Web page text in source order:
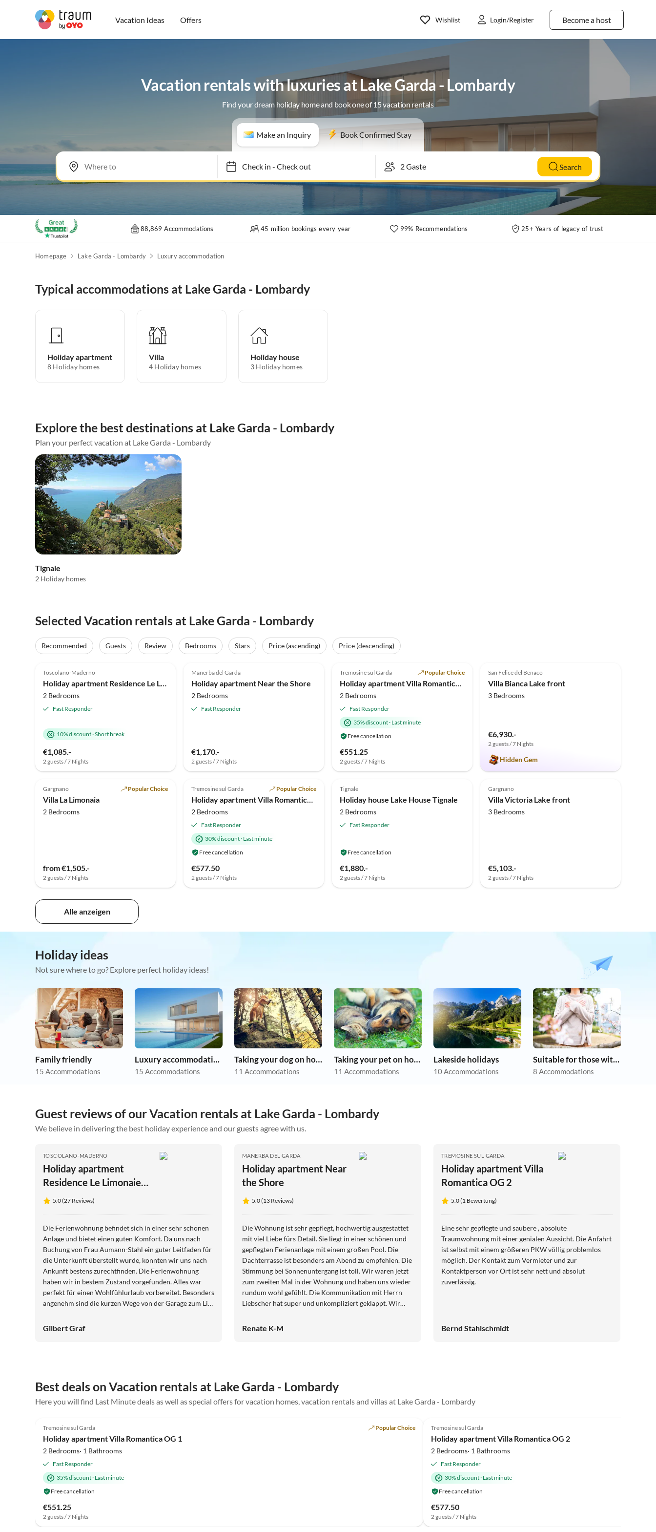
Vacation Ideas Offers Become a host
Wishlist Login/Register
Vacation rentals with luxuries at Lake Garda - Lombardy
Find your dream holiday home and book one of 15 vacation rentals
Make an Inquiry Book Confirmed Stay
Check in- Check out Search
88,869 Accommodations 45 million bookings every year 99% Recommendations 25+ Years of legacy of trust
Homepage Lake Garda - Lombardy Luxury accommodation
Typical accommodations at Lake Garda - Lombardy
Holiday apartment
8 Holiday homes
Villa
4 Holiday homes
Holiday house
3 Holiday homes
Explore the best destinations at Lake Garda - Lombardy
Plan your perfect vacation at Lake Garda - Lombardy
Tignale
2 Holiday homes
Selected Vacation rentals at Lake Garda - Lombardy
Recommended Guests Review Bedrooms Stars Price (ascending) Price (descending)
Top-Listing
Toscolano-Maderno
Holiday apartment Residence Le Limonaie C1
2 Bedrooms
Fast Responder
10% discount·Short break
€1,085.-
2 guests / 7 Nights
Manerba del Garda
Holiday apartment Near the Shore
2 Bedrooms
Fast Responder
€1,170.-
2 guests / 7 Nights
Tour
Tremosine sul Garda Popular Choice
Holiday apartment Villa Romantica OG 1
2 Bedrooms
Fast Responder
35% discount· Last minute
Free cancellation
€551.25
2 guests / 7 Nights
San Felice del Benaco
Villa Bianca Lake front
3 Bedrooms
€6,930.-
2 guests / 7 Nights
Hidden Gem
4.4 (2)
Gargnano Popular Choice
Villa La Limonaia
2 Bedrooms
from €1,505.-
2 guests / 7 Nights
Virtual
Tour
Top-Listing
5.0 (1)
Tremosine sul Garda Popular Choice
Holiday apartment Villa Romantica OG 2
2 Bedrooms
Fast Responder
30% discount· Last minute
Free cancellation
€577.50
2 guests / 7 Nights
Tignale
Holiday house Lake House Tignale
2 Bedrooms
Fast Responder
Free cancellation
€1,880.-
2 guests / 7 Nights
Top-Listing
Gargnano
Villa Victoria Lake front
3 Bedrooms
€5,103.-
2 guests / 7 Nights
Alle anzeigen
Holiday ideas
Not sure where to go? Explore perfect holiday ideas!
Family friendly
15 Accommodations
Luxury accommodation
15 Accommodations
Taking your dog on holiday
11 Accommodations
Taking your pet on holiday
11 Accommodations
Lakeside holidays
10 Accommodations
Suitable for those with allergies
8 Accommodations
Guest reviews of our Vacation rentals at Lake Garda - Lombardy
We believe in delivering the best holiday experience and our guests agree with us.
TOSCOLANO-MADERNO
Holiday apartment
Residence Le Limonaie
C15.0 (27 Reviews)
Die Ferienwohnung befindet sich in einer sehr schönen
Anlage und bietet einen guten Komfort. Da uns nach
Buchung von Frau Aumann-Stahl ein guter Leitfaden für
die Unterkunft überstellt wurde, konnten wir uns nach
Ankunft bestens zurechtfinden. Die Ferienwohnung
haben wir in bestem Zustand vorgefunden. Alles war
perfekt für einen Wohlfühlurlaub vorbereitet. Besonders
angenehm sind die kurzen Wege von der Garage zum Lift
dem Haupteingang ein Zugang über eine Wendeltreppe
Gilbert Graf
MANERBA DEL GARDA
Holiday apartment Near
the Shore
5.0 (13 Reviews)
Die Wohnung ist sehr gepflegt, hochwertig ausgestattet
mit viel Liebe fürs Detail. Sie liegt in einer schönen und
gepflegten Ferienanlage mit einem großen Pool. Die
Dachterrasse ist besonders am Abend zu empfehlen. Die
Stimmung bei Sonnenuntergang ist toll. Wir waren jetzt
zum zweiten Mal in der Wohnung und haben uns wieder
rundum wohl gefühlt. Die Kommunikation mit Herrn
Liebscher hat super und unkompliziert geklappt. Wir
Renate K-M
TREMOSINE SUL GARDA
Holiday apartment Villa
Romantica OG 2
5.0 (1 Bewertung)
Eine sehr gepflegte und saubere , absolute
Traumwohnung mit einer genialen Aussicht. Die Anfahrt
ist selbst mit einem größeren PKW völlig problemlos
möglich. Der Kontakt zum Vermieter und zur
Kontaktperson vor Ort ist sehr nett und absolut
zuverlässig.
Bernd Stahlschmidt
Best deals on Vacation rentals at Lake Garda - Lombardy
Here you will find Last Minute deals as well as special offers for vacation homes, vacation rentals and villas at Lake Garda - Lombardy
Virtual
Tremosine sul Garda Popular Choice
Holiday apartment Villa Romantica OG 1
2 Bedrooms· 1 Bathrooms
Fast Responder
35% discount· Last minute
Free cancellation
€551.25
2 guests / 7 Nights
Tremosine sul Garda
Holiday apartment Villa Romantica OG 2
2 Bedrooms· 1 Bathrooms
Fast Responder
30% discount· Last minute
Free cancellation
€577.50
2 guests / 7 Nights